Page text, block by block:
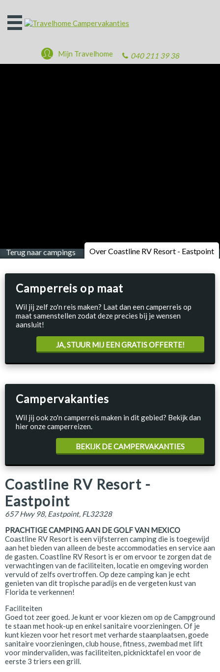
Open
het
040 211 39 38
Mijn Travelhome
Terug naar campings Over Coastline RV Resort - Eastpoint
Coastline RV Resort -
Eastpoint
657 Hwy 98, Eastpoint, FL32328
PRACHTIGE CAMPING AAN DE GOLF VAN MEXICO
Coastline RV Resort is een vijfsterren camping die is toegewijd
aan het bieden van alleen de beste accommodaties en service aan
de gasten. Coastline RV Resort is er om ervoor te zorgen dat de
verwachtingen van de faciliteiten, locatie en omgeving worden
vervuld of zelfs overtroffen. Op deze camping kan je echt
genieten van dit tropische paradijs en de vergeten kust van
Florida te verkennen!
Faciliteiten
Goed tot zeer goed. Je kunt er voor kiezen om op de Campground
te staan met hook-up en enkel sanitaire voorzieningen. Of je
kunt kiezen voor het resort met verharde staanplaatsen, goede
sanitaire voorzieningen, club house, fitness, zwembad met lift
voor mindervaliden, was faciliteiten, picknicktafel en voor de
eerste 3 triers een grill.
Camperreis op maat
Wil jij zelf zo'n reis maken? Laat dan een camperreis op
maat samenstellen zodat deze precies bij je wensen
aansluit!
JA, STUUR MIJ EEN GRATIS OFFERTE!
Campervakanties
Wil jij ook zo'n camperreis maken in dit gebied? Bekijk dan
hier onze camperreizen.
BEKIJK DE CAMPERVAKANTIES